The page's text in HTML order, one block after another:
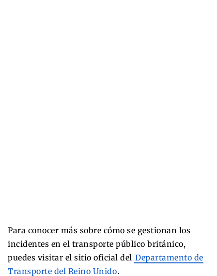
Para conocer más sobre cómo se gestionan los
incidentes en el transporte público británico,
puedes visitar el sitio oficial del Departamento de
Transporte del Reino Unido.